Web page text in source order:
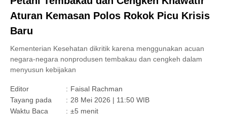
Aturan Kemasan Polos Rokok Picu Krisis
Baru
Kementerian Kesehatan dikritik karena menggunakan acuan
negara-negara nonprodusen tembakau dan cengkeh dalam
menyusun kebijakan
Editor : Faisal Rachman
Tayang pada
: 28 Mei 2026 | 11:50 WIB
Waktu Baca
: ±5 menit